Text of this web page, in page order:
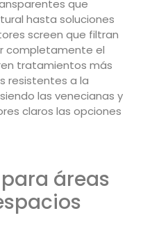
que
hasta soluciones
screen que filtran
completamente el
tratamientos más
resistentes a la
las venecianas y
claros las opciones
áreas